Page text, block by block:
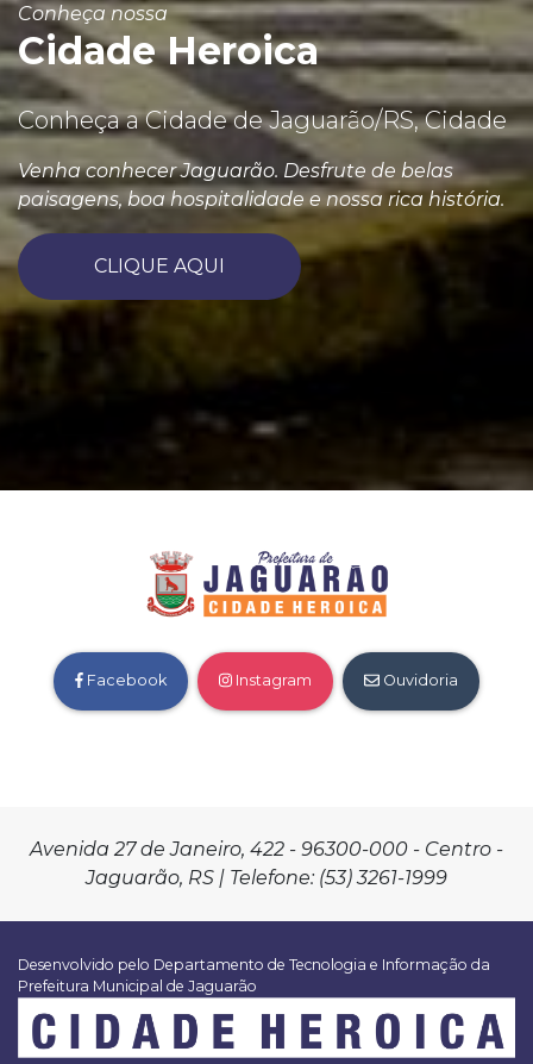
Conheça nossa
Cidade Heroica
Conheça a Cidade de Jaguarão/RS, Cidade
Venha conhecer Jaguarão. Desfrute de belas
paisagens, boa hospitalidade e nossa rica história.
CLIQUE AQUI
Facebook Instagram Ouvidoria
Avenida 27 de Janeiro, 422 - 96300-000 - Centro -
Jaguarão, RS | Telefone: (53) 3261-1999
Desenvolvido pelo Departamento de Tecnologia e Informação da
Prefeitura Municipal de Jaguarão